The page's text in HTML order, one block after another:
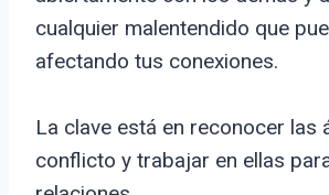
cualquier malentendido que
afectando tus conexiones.
La clave está en reconocer las
conflicto y trabajar en ellas